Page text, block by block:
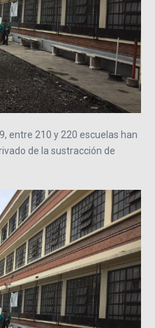
entre 210 y 220 escuelas han
de la sustracción de